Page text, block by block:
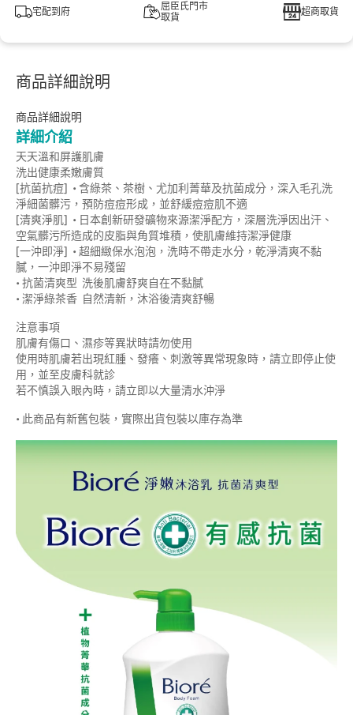
宅配到府
屈臣氏門市
取貨
超商取貨
商品詳細說明
商品詳細說明
詳細介紹
天天溫和屏護肌膚
洗出健康柔嫩膚質
[抗菌抗痘] • 含綠茶、茶樹、尤加利菁華及抗菌成分，深入毛孔洗
淨細菌髒污，預防痘痘形成，並舒緩痘痘肌不適
[清爽淨肌] • 日本創新研發礦物來源潔淨配方，深層洗淨因出汗、
空氣髒污所造成的皮脂與角質堆積，使肌膚維持潔淨健康
[一沖即淨] • 超細緻保水泡泡，洗時不帶走水分，乾淨清爽不黏
膩，一沖即淨不易殘留
• 抗菌清爽型 洗後肌膚舒爽自在不黏膩
• 潔淨綠茶香 自然清新，沐浴後清爽舒暢
注意事項
肌膚有傷口、濕疹等異狀時請勿使用
使用時肌膚若出現紅腫、發癢、刺激等異常現象時，請立即停止使
用，並至皮膚科就診
若不慎誤入眼內時，請立即以大量清水沖淨
• 此商品有新舊包裝，實際出貨包裝以庫存為準